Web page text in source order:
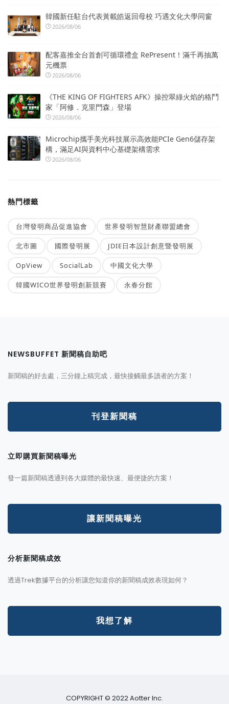
韓國新任駐台代表黃載皓返回母校 巧遇文化大學同窗
2026/08/06
配客嘉推全台首創可循環禮盒 RePresent！滿千再抽萬
元機票
2026/08/06
《THE KING OF FIGHTERS AFK》操控翠綠火焰的格鬥
家「阿修．克里門森」登場
2026/08/06
Microchip攜手美光科技展示高效能PCIe Gen6儲存架
構，滿足AI與資料中心基礎架構需求
2026/08/06
熱門標籤
台灣發明商品促進協會 世界發明智慧財產聯盟總會
北市圖 國際發明展 JDIE日本設計創意暨發明展
OpView SocialLab 中國文化大學
韓國WICO世界發明創新競賽 永春分館
NEWSBUFFET 新聞稿自助吧
新聞稿的好去處，三分鐘上稿完成，最快接觸最多讀者的方案！
刊登新聞稿
立即購買新聞稿曝光
發一篇新聞稿透通到各大媒體的最快速、最便捷的方案！
讓新聞稿曝光
分析新聞稿成效
透過Trek數據平台的分析讓您知道你的新聞稿成效表現如何？
我想了解
COPYRIGHT © 2022 Aotter Inc.